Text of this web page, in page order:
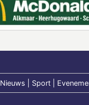
Nieuws | Sport |